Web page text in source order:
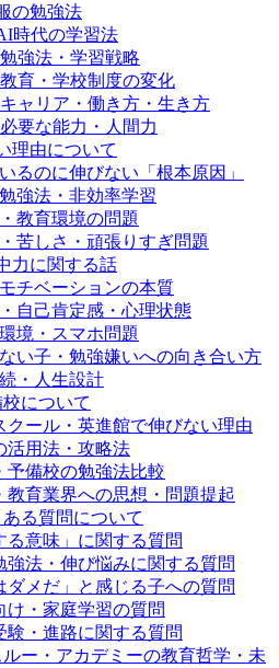
の勉強法
時代の学習法
強法・学習戦略
育・学校制度の変化
ャリア・働き方・生き方
要な能力・人間力
理由について
るのに伸びない「根本原因」
強法・非効率学習
教育環境の問題
苦しさ・頑張りすぎ問題
力に関する話
チベーションの本質
自己肯定感・心理状態
境・スマホ問題
い子・勉強嫌いへの向き合い方
・人生設計
について
ール・英進館で伸びない理由
用法・攻略法
備校の勉強法比較
育業界への思想・問題提起
る質問について
意味」に関する質問
法・伸び悩みに関する質問
メだ」と感じる子への質問
・家庭学習の質問
・進路に関する質問
ー・アカデミーの教育哲学・未